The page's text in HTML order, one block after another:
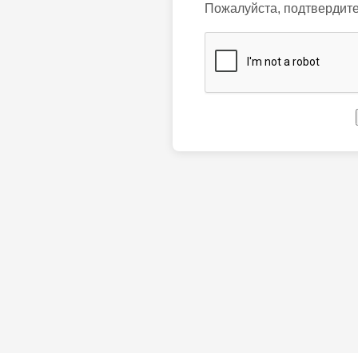
Пожалуйста,